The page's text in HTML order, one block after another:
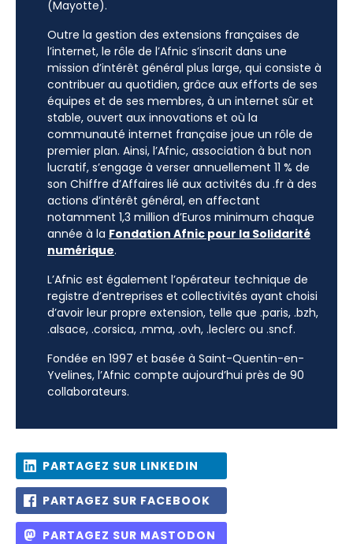
(Mayotte).
Outre la gestion des extensions françaises de
l’internet, le rôle de l’Afnic s’inscrit dans une
mission d’intérêt général plus large, qui consiste à
contribuer au quotidien, grâce aux efforts de ses
équipes et de ses membres, à un internet sûr et
stable, ouvert aux innovations et où la
communauté internet française joue un rôle de
premier plan. Ainsi, l’Afnic, association à but non
lucratif, s’engage à verser annuellement 11 % de
son Chiffre d’Affaires lié aux activités du .fr à des
actions d’intérêt général, en affectant
notamment 1,3 million d’Euros minimum chaque
année à la Fondation Afnic pour la Solidarité
numérique.
L’Afnic est également l’opérateur technique de
registre d’entreprises et collectivités ayant choisi
d’avoir leur propre extension, telle que .paris, .bzh,
.alsace, .corsica, .mma, .ovh, .leclerc ou .sncf.
Fondée en 1997 et basée à Saint-Quentin-en-
Yvelines, l’Afnic compte aujourd’hui près de 90
collaborateurs.
PARTAGEZ SUR LINKEDIN
PARTAGEZ SUR FACEBOOK
PARTAGEZ SUR MASTODON